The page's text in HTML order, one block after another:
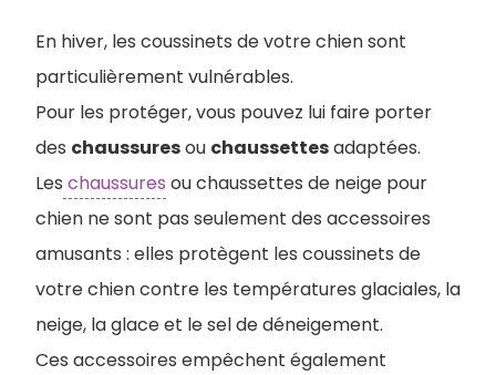
En hiver, les coussinets de votre chien sont
particulièrement vulnérables.
Pour les protéger, vous pouvez lui faire porter
des chaussuresou chaussettesadaptées.
Les chaussures ou chaussettes de neige pour
chien ne sont pas seulement des accessoires
amusants : elles protègent les coussinets de
votre chien contre les températures glaciales, la
neige, la glace et le sel de déneigement.
Ces accessoires empêchent également